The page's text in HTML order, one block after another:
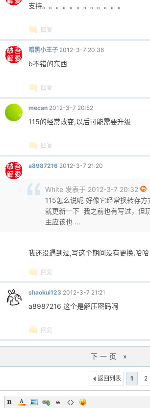
支持。。。。。。。。。。。。
回复
暗黑小王子 2012-3-7 20:36
b不错的东西
回复
mecan 2012-3-7 20:52
115的经常改变,以后可能需要升级
回复
a8987216 2012-3-7 21:20
White 发表于 2012-3-7 20:32
115怎么说呢 好像它经常换转存
就更新一下 我之前也有写过，但
主应该也 ...
我还没遇到过,写这个期间没有更换,哈哈
回复
shaokui123 2012-3-7 21:21
a8987216 这个是解压密码啊
回复
下一页 »
1 2
返回列表